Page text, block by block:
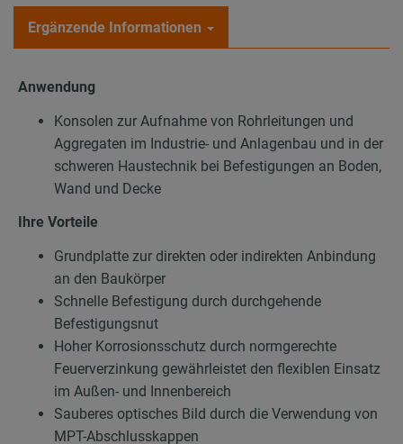
Ergänzende Informationen
Anwendung
Konsolen zur Aufnahme von Rohrleitungen und
Aggregaten im Industrie- und Anlagenbau und in der
schweren Haustechnik bei Befestigungen an Boden,
Wand und Decke
Ihre Vorteile
Grundplatte zur direkten oder indirekten Anbindung
an den Baukörper
Schnelle Befestigung durch durchgehende
Befestigungsnut
Hoher Korrosionsschutz durch normgerechte
Feuerverzinkung gewährleistet den flexiblen Einsatz
im Außen- und Innenbereich
Sauberes optisches Bild durch die Verwendung von
MPT-Abschlusskappen